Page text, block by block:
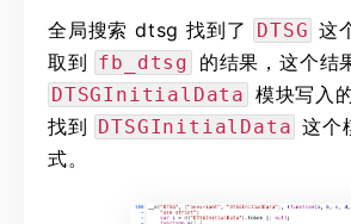
全局搜索 dtsg 找到了 DTSG 这
取到 fb_dtsg 的结果，这个结
DTSGInitialData 模块写入
找到 DTSGInitialData 这个
式。